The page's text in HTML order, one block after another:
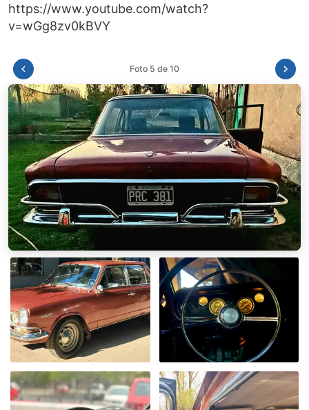
https://www.youtube.com/watch?
Foto 6 de 10